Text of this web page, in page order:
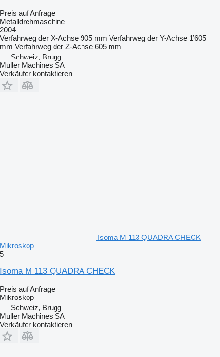
Preis auf Anfrage
Metalldrehmaschine
2004
Verfahrweg der X-Achse 905 mm Verfahrweg der Y-Achse 1’605
mm Verfahrweg der Z-Achse 605 mm
Schweiz, Brugg
Muller Machines SA
Verkäufer kontaktieren
Isoma M 113 QUADRA CHECK
Mikroskop
5
Isoma M 113 QUADRA CHECK
Preis auf Anfrage
Mikroskop
Schweiz, Brugg
Muller Machines SA
Verkäufer kontaktieren